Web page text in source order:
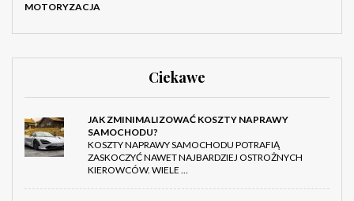
MOTORYZACJA
Ciekawe
JAK ZMINIMALIZOWAĆ KOSZTY NAPRAWY
SAMOCHODU?
KOSZTY NAPRAWY SAMOCHODU POTRAFIĄ
ZASKOCZYĆ NAWET NAJBARDZIEJ OSTROŻNYCH
KIEROWCÓW. WIELE …